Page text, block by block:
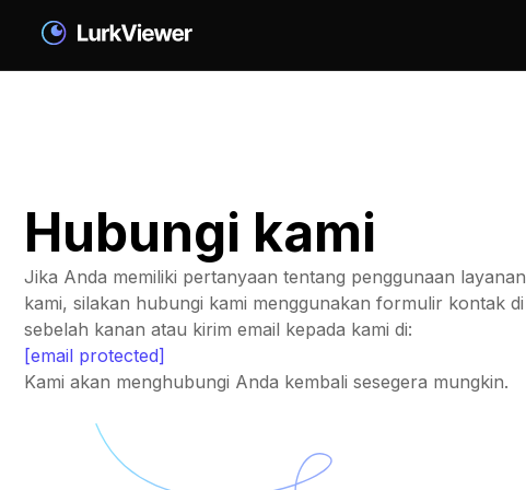
Hubungi kami
Jika Anda memiliki pertanyaan tentang penggunaan layanan
kami, silakan hubungi kami menggunakan formulir kontak di
sebelah kanan atau kirim email kepada kami di:
[email protected]
Kami akan menghubungi Anda kembali sesegera mungkin.